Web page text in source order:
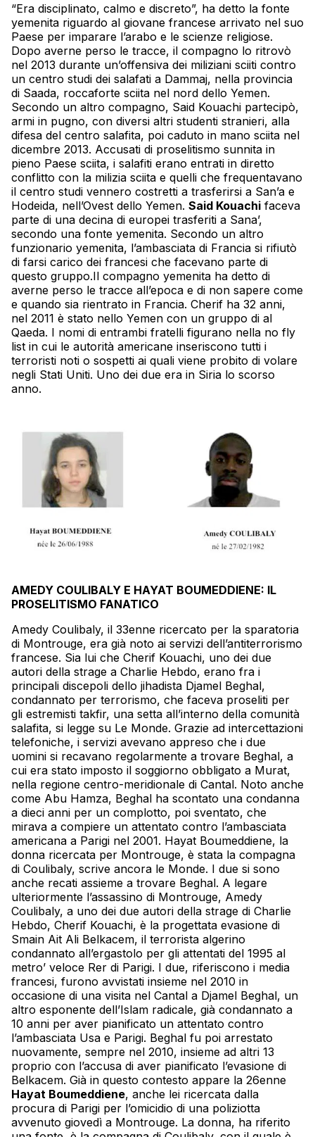
“Era disciplinato, calmo e discreto”, ha detto la fonte
yemenita riguardo al giovane francese arrivato nel suo
Paese per imparare l’arabo e le scienze religiose.
Dopo averne perso le tracce, il compagno lo ritrovò
nel 2013 durante un’offensiva dei miliziani sciiti contro
un centro studi dei salafati a Dammaj, nella provincia
di Saada, roccaforte sciita nel nord dello Yemen.
Secondo un altro compagno, Said Kouachi partecipò,
armi in pugno, con diversi altri studenti stranieri, alla
difesa del centro salafita, poi caduto in mano sciita nel
dicembre 2013. Accusati di proselitismo sunnita in
pieno Paese sciita, i salafiti erano entrati in diretto
conflitto con la milizia sciita e quelli che frequentavano
il centro studi vennero costretti a trasferirsi a San’a e
Hodeida, nell’Ovest dello Yemen. Said Kouachi faceva
parte di una decina di europei trasferiti a Sana’,
secondo una fonte yemenita. Secondo un altro
funzionario yemenita, l’ambasciata di Francia si rifiutò
di farsi carico dei francesi che facevano parte di
questo gruppo.Il compagno yemenita ha detto di
averne perso le tracce all’epoca e di non sapere come
e quando sia rientrato in Francia. Cherif ha 32 anni,
nel 2011 è stato nello Yemen con un gruppo di al
Qaeda. I nomi di entrambi fratelli figurano nella no fly
list in cui le autorità americane inseriscono tutti i
terroristi noti o sospetti ai quali viene probito di volare
negli Stati Uniti. Uno dei due era in Siria lo scorso
anno.
AMEDY COULIBALY E HAYAT BOUMEDDIENE: IL
PROSELITISMO FANATICO
Amedy Coulibaly, il 33enne ricercato per la sparatoria
di Montrouge, era già noto ai servizi dell’antiterrorismo
francese. Sia lui che Cherif Kouachi, uno dei due
autori della strage a Charlie Hebdo, erano fra i
principali discepoli dello jihadista Djamel Beghal,
condannato per terrorismo, che faceva proseliti per
gli estremisti takfir, una setta all’interno della comunità
salafita, si legge su Le Monde. Grazie ad intercettazioni
telefoniche, i servizi avevano appreso che i due
uomini si recavano regolarmente a trovare Beghal, a
cui era stato imposto il soggiorno obbligato a Murat,
nella regione centro-meridionale di Cantal. Noto anche
come Abu Hamza, Beghal ha scontato una condanna
a dieci anni per un complotto, poi sventato, che
mirava a compiere un attentato contro l’ambasciata
americana a Parigi nel 2001. Hayat Boumeddiene, la
donna ricercata per Montrouge, è stata la compagna
di Coulibaly, scrive ancora le Monde. I due si sono
anche recati assieme a trovare Beghal. A legare
ulteriormente l’assassino di Montrouge, Amedy
Coulibaly, a uno dei due autori della strage di Charlie
Hebdo, Cherif Kouachi, è la progettata evasione di
Smain Ait Ali Belkacem, il terrorista algerino
condannato all’ergastolo per gli attentati del 1995 al
metro’ veloce Rer di Parigi. I due, riferiscono i media
francesi, furono avvistati insieme nel 2010 in
occasione di una visita nel Cantal a Djamel Beghal, un
altro esponente dell’Islam radicale, già condannato a
10 anni per aver pianificato un attentato contro
l’ambasciata Usa e Parigi. Beghal fu poi arrestato
nuovamente, sempre nel 2010, insieme ad altri 13
proprio con l’accusa di aver pianificato l’evasione di
Belkacem. Già in questo contesto appare la 26enne
Hayat Boumeddiene, anche lei ricercata dalla
procura di Parigi per l’omicidio di una poliziotta
avvenuto giovedì a Montrouge. La donna, ha riferito